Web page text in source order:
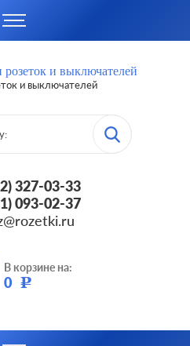
и выключателей
327-03-33
093-02-37
В корзине на:
0 Р